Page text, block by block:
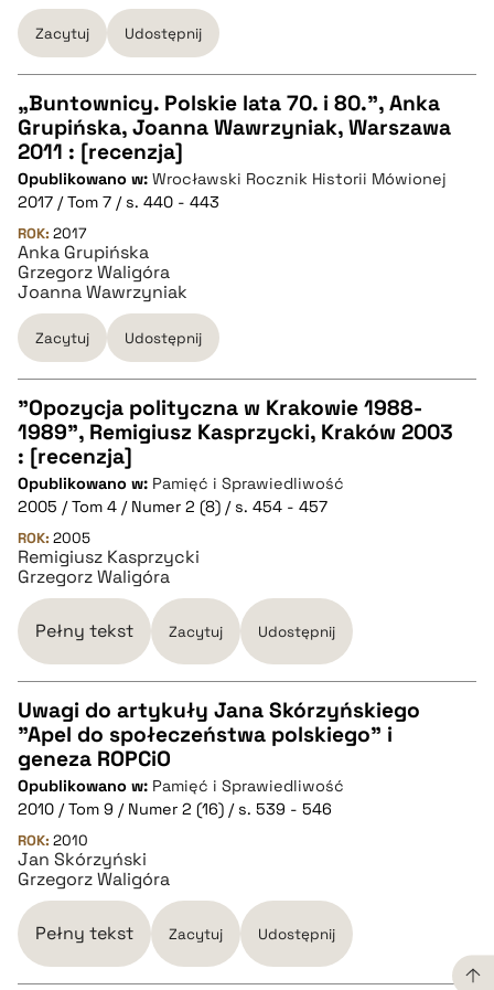
pobierz cytat
Zacytuj Udostępnij
CZYSTY TEKST
pobierz cytat
BIBTEX
pobierz cytat
„Buntownicy. Polskie lata 70. i 80.”, Anka
Grupińska, Joanna Wawrzyniak, Warszawa
2011 : [recenzja]
Opublikowano w: Wrocławski Rocznik Historii Mówionej
2017 / Tom 7 / s. 440 - 443
ROK: 2017
Anka Grupińska
Grzegorz Waligóra
Joanna Wawrzyniak
Zacytuj Udostępnij
CZYSTY TEKST
pobierz cytat
BIBTEX
pobierz cytat
"Opozycja polityczna w Krakowie 1988-
1989", Remigiusz Kasprzycki, Kraków 2003
: [recenzja]
Opublikowano w: Pamięć i Sprawiedliwość
2005 / Tom 4 / Numer 2 (8) / s. 454 - 457
ROK: 2005
Remigiusz Kasprzycki
Grzegorz Waligóra
Pełny tekst Zacytuj Udostępnij
CZYSTY TEKST
pobierz cytat
BIBTEX
pobierz cytat
Uwagi do artykuły Jana Skórzyńskiego
"Apel do społeczeństwa polskiego" i
geneza ROPCiO
Opublikowano w: Pamięć i Sprawiedliwość
2010 / Tom 9 / Numer 2 (16) / s. 539 - 546
ROK: 2010
Jan Skórzyński
Grzegorz Waligóra
Pełny tekst Zacytuj Udostępnij